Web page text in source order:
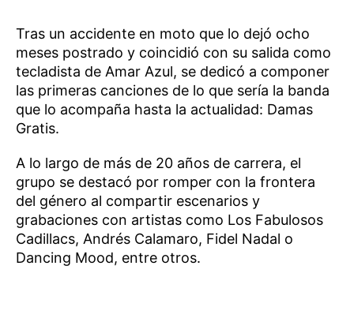
Tras un accidente en moto que lo dejó ocho
meses postrado y coincidió con su salida como
tecladista de Amar Azul, se dedicó a componer
las primeras canciones de lo que sería la banda
que lo acompaña hasta la actualidad: Damas
Gratis.
A lo largo de más de 20 años de carrera, el
grupo se destacó por romper con la frontera
del género al compartir escenarios y
grabaciones con artistas como Los Fabulosos
Cadillacs, Andrés Calamaro, Fidel Nadal o
Dancing Mood, entre otros.